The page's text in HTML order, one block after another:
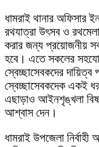
ধামরাই থানার অফিসার
রথযাত্রা উৎসব ও
করার জন্য প্রয়োজনীয়
হবে। এতে সকলের
স্বেচ্ছাসেবকদের
স্বেচ্ছাসেবকদেক একই
এছাড়াও আইনশৃঙ্খলা
আশ্বাস দেন।
ধামরাই উপজেলা